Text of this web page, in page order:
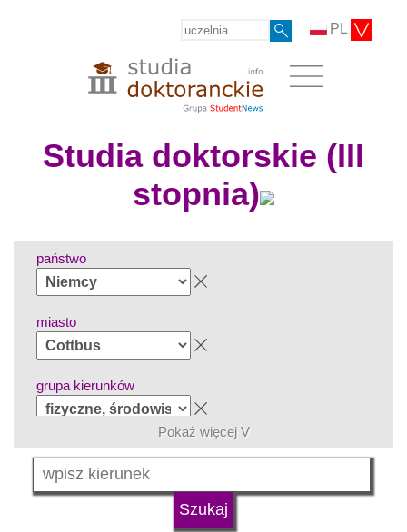
PL
Studia doktorskie (III
stopnia)
państwo
miasto
grupa kierunków
język
Pokaż więcej V